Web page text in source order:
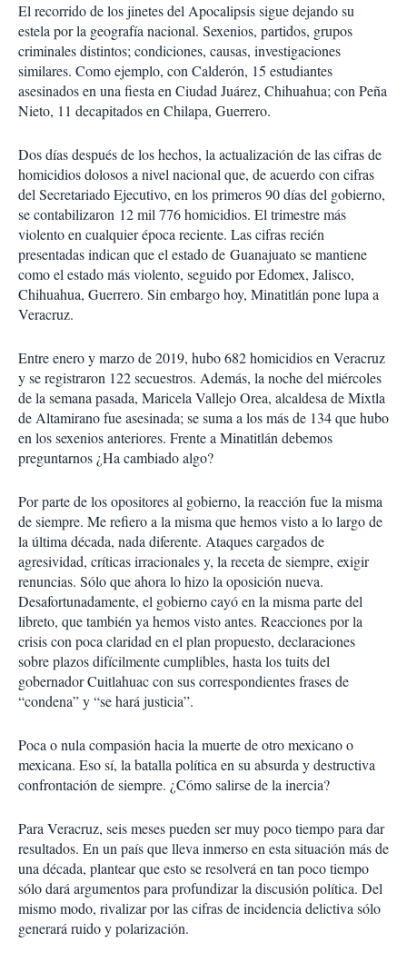
El recorrido de los jinetes del Apocalipsis sigue dejando su
estela por la geografía nacional. Sexenios, partidos, grupos
criminales distintos; condiciones, causas, investigaciones
similares. Como ejemplo, con Calderón, 15 estudiantes
asesinados en una fiesta en Ciudad Juárez, Chihuahua; con Peña
Nieto, 11 decapitados en Chilapa, Guerrero.
Dos días después de los hechos, la actualización de las cifras de
homicidios dolosos a nivel nacional que, de acuerdo con cifras
del Secretariado Ejecutivo, en los primeros 90 días del gobierno,
se contabilizaron 12 mil 776 homicidios. El trimestre más
violento en cualquier época reciente. Las cifras recién
presentadas indican que el estado de Guanajuato se mantiene
como el estado más violento, seguido por Edomex, Jalisco,
Chihuahua, Guerrero. Sin embargo hoy, Minatitlán pone lupa a
Veracruz.
Entre enero y marzo de 2019, hubo 682 homicidios en Veracruz
y se registraron 122 secuestros. Además, la noche del miércoles
de la semana pasada, Maricela Vallejo Orea, alcaldesa de Mixtla
de Altamirano fue asesinada; se suma a los más de 134 que hubo
en los sexenios anteriores. Frente a Minatitlán debemos
preguntarnos ¿Ha cambiado algo?
Por parte de los opositores al gobierno, la reacción fue la misma
de siempre. Me refiero a la misma que hemos visto a lo largo de
la última década, nada diferente. Ataques cargados de
agresividad, críticas irracionales y, la receta de siempre, exigir
renuncias. Sólo que ahora lo hizo la oposición nueva.
Desafortunadamente, el gobierno cayó en la misma parte del
libreto, que también ya hemos visto antes. Reacciones por la
crisis con poca claridad en el plan propuesto, declaraciones
sobre plazos difícilmente cumplibles, hasta los tuits del
gobernador Cuitlahuac con sus correspondientes frases de
“condena” y “se hará justicia”.
Poca o nula compasión hacia la muerte de otro mexicano o
mexicana. Eso sí, la batalla política en su absurda y destructiva
confrontación de siempre. ¿Cómo salirse de la inercia?
Para Veracruz, seis meses pueden ser muy poco tiempo para dar
resultados. En un país que lleva inmerso en esta situación más de
una década, plantear que esto se resolverá en tan poco tiempo
sólo dará argumentos para profundizar la discusión política. Del
mismo modo, rivalizar por las cifras de incidencia delictiva sólo
generará ruido y polarización.